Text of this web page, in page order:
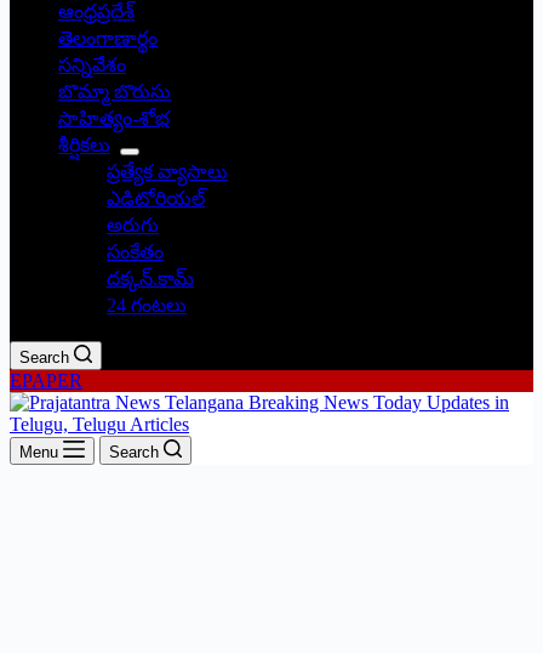
ఆంధ్రప్రదేశ్
తెలంగాణార్థం
సన్నివేశం
బొమ్మా బొరుసు
సాహిత్యం-శోభ
శీర్షికలు
ప్రత్యేక వ్యాసాలు
ఎడిటోరియల్
అరుగు
సంకేతం
దక్కన్.కామ్
24 గంటలు
Search
EPAPER
Menu Search